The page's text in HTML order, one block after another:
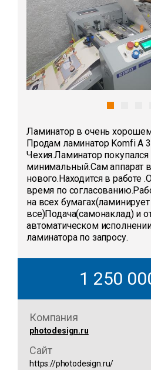
Ламинатор в очень хорошем
Продам ламинатор Komfi A
Чехия.Ламинатор
минимальный.Сам аппарат
нового.Находится в работе
время по
на всех бумагах(ламинирует
все)Подача(самонаклад) и
автоматическом
ламинатора по запросу.
1 250
Компания
photodesign.ru
Сайт
https://photodesign.ru/